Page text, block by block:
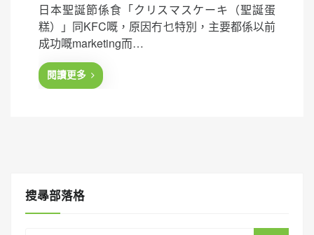
s
t
e
d
日本聖誕節係食「クリスマスケーキ（聖誕蛋
糕）」同KFC嘅，原因冇乜特別，主要都係以前
成功嘅marketing而…
閱讀更多
搜㝷部落格